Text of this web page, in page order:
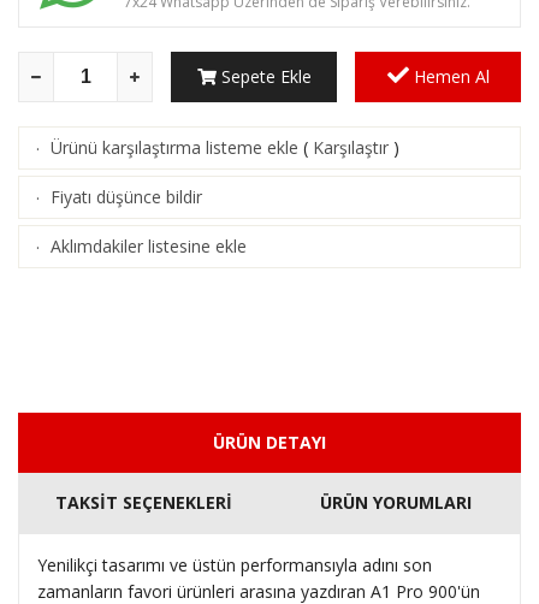
Sepete Ekle Hemen Al
· Ürünü karşılaştırma listeme ekle ( Karşılaştır )
· Fiyatı düşünce bildir
· Aklımdakiler listesine ekle
ÜRÜN DETAYI
TAKSİT SEÇENEKLERİ ÜRÜN YORUMLARI
Yenilikçi tasarımı ve üstün performansıyla adını son
zamanların favori ürünleri arasına yazdıran A1 Pro 900'ün